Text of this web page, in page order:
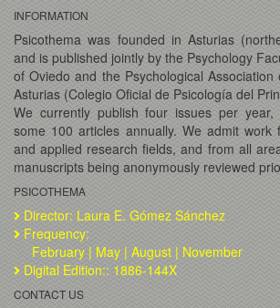
INFORMATION
Psicothema was founded in Asturias
and is published jointly by the Psychology
of Oviedo and the Psychological
Asturias (Colegio Oficial de Psicología del
We currently publish four issues per year,
some 100 articles annually. We admit
and applied research fields, and from all
manuscripts being anonymously reviewed
PSICOTHEMA
Director: Laura E. Gómez Sánchez
Frequency:
February | May | August | November
Digital Edition:: 1886-144X
CONTACT US